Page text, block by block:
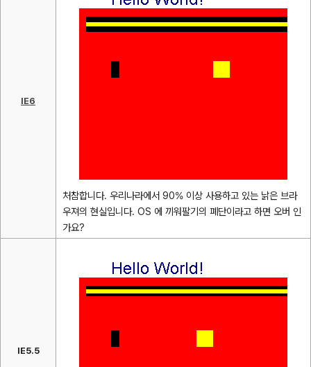
IE6
처참합니다. 우리나라에서 90% 이상 사용하고 있는 낡은 브라
우져의 현실입니다. OS 에 끼워팔기의 폐단이라고 하면 오버 인
가요?
IE5.5